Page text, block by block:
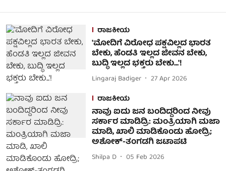
ರಾಜಕೀಯ
'ಮೋದಿಗೆ ವಿರೋಧ ಪಕ್ಷವಿಲ್ಲದ ಭಾರತ
ಬೇಕು, ಹೆಂಡತಿ ಇಲ್ಲದ ಜೀವನ ಬೇಕು,
ಬುದ್ಧಿ ಇಲ್ಲದ ಭಕ್ತರು ಬೇಕು...'!
Lingaraj Badiger
27 Apr 2026
ರಾಜಕೀಯ
ನಾವು ಐದು ಜನ ಬಂದಿದ್ದರಿಂದ ನೀವು
ಸರ್ಕಾರ ಮಾಡಿದ್ರಿ: ಮಂತ್ರಿಯಾಗಿ ಮಜಾ
ಮಾಡಿ, ಖಾಲಿ ಮಾಡಿಕೊಂಡು ಹೋದ್ರಿ;
ಅಶೋಕ್-ತಂಗಡಗಿ ಜಟಾಪಟಿ
Shilpa D
05 Feb 2026